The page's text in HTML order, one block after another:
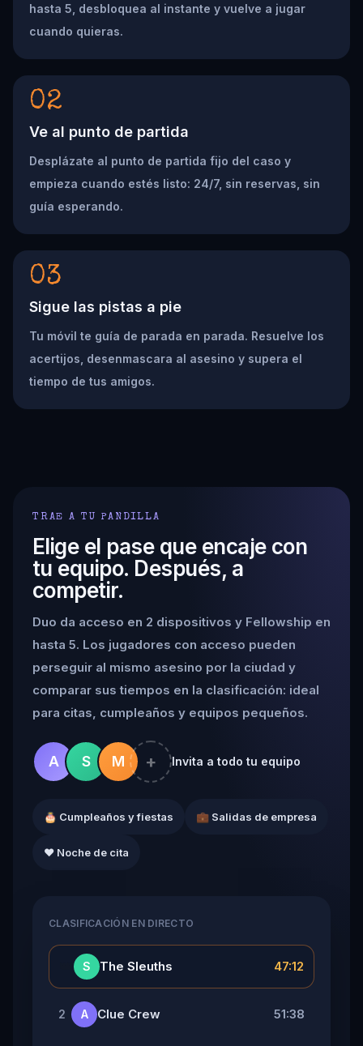
hasta 5, desbloquea al instante y vuelve a jugar
cuando quieras.
02
Ve al punto de partida
Desplázate al punto de partida fijo del caso y
empieza cuando estés listo: 24/7, sin reservas, sin
guía esperando.
03
Sigue las pistas a pie
Tu móvil te guía de parada en parada. Resuelve los
acertijos, desenmascara al asesino y supera el
tiempo de tus amigos.
TRAE A TU PANDILLA
Elige el pase que encaje con
tu equipo. Después, a
competir.
Duo da acceso en 2 dispositivos y Fellowship en
hasta 5. Los jugadores con acceso pueden
perseguir al mismo asesino por la ciudad y
comparar sus tiempos en la clasificación: ideal
para citas, cumpleaños y equipos pequeños.
A S M + Invita a todo tu equipo
🎂 Cumpleaños y fiestas 💼 Salidas de empresa
❤️ Noche de cita
CLASIFICACIÓN EN DIRECTO
S The Sleuths 47:12
2 A Clue Crew 51:38